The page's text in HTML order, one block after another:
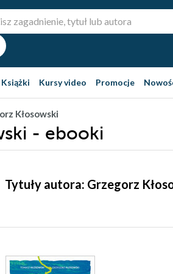
Książki Kursy video Promocje
Kłosowski
- ebooki
Tytuły autora: Grzegorz